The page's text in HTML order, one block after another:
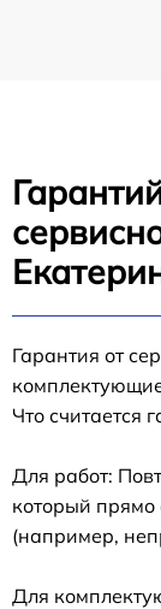
Гарантия от
Что считается
Для работ:
который прямо
(например,
Для